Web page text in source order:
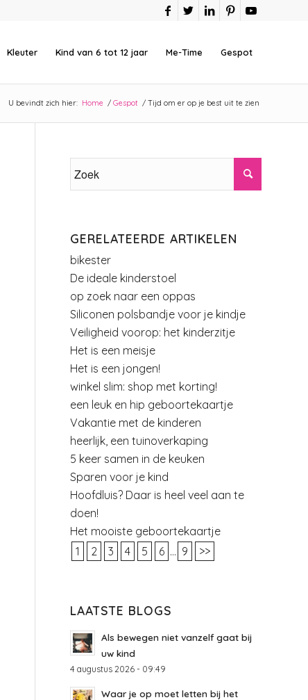
Kleuter Kind van 6 tot 12 jaar Me-Time Gespot
U bevindt zich hier: Home / Gespot / Tijd om er op je best uit te zien
GERELATEERDE ARTIKELEN
bikester
De ideale kinderstoel
op zoek naar een oppas
Siliconen polsbandje voor je kindje
Veiligheid voorop: het kinderzitje
Het is een meisje
Het is een jongen!
winkel slim: shop met korting!
een leuk en hip geboortekaartje
Vakantie met de kinderen
heerlijk, een tuinoverkaping
5 keer samen in de keuken
Sparen voor je kind
Hoofdluis? Daar is heel veel aan te
doen!
Het mooiste geboortekaartje
1
2 3 4 5 6 ... 9 >>
LAATSTE BLOGS
Als bewegen niet vanzelf gaat bij
uw kind
4 augustus 2026 - 09:49
Waar je op moet letten bij het